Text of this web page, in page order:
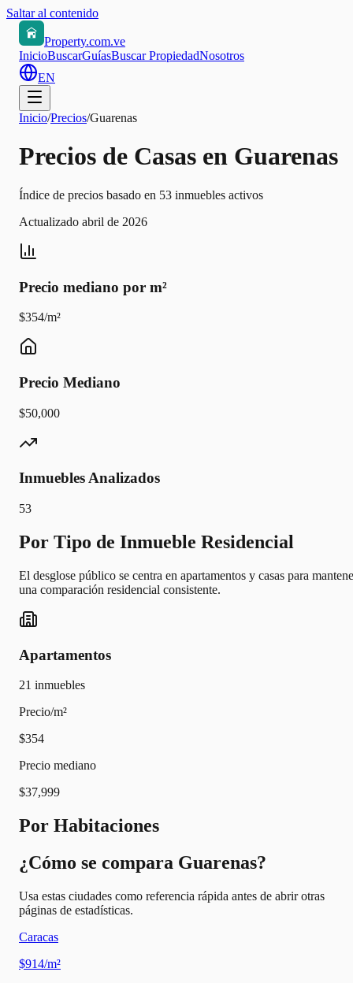
Saltar al contenido
Property.com.ve
InicioBuscarGuíasBuscar PropiedadNosotros
EN
Inicio/Precios/Guarenas
Precios de Casas en Guarenas
Índice de precios basado en 53 inmuebles activos
Actualizado abril de 2026
Precio mediano por m²
$354/m²
Precio Mediano
$50,000
Inmuebles Analizados
53
Por Tipo de Inmueble Residencial
El desglose público se centra en apartamentos y casas para
una comparación residencial consistente.
Apartamentos
21 inmuebles
Precio/m²
$354
Precio mediano
$37,999
Por Habitaciones
¿Cómo se compara Guarenas?
Usa estas ciudades como referencia rápida antes de abrir otras
páginas de estadísticas.
Caracas
$914/m²